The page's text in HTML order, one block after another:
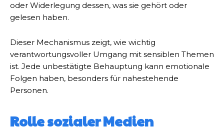
oder Widerlegung dessen, was sie gehört oder
gelesen haben.
Dieser Mechanismus zeigt, wie wichtig
verantwortungsvoller Umgang mit sensiblen Themen
ist. Jede unbestätigte Behauptung kann emotionale
Folgen haben, besonders für nahestehende
Personen.
Rolle sozialer Medien